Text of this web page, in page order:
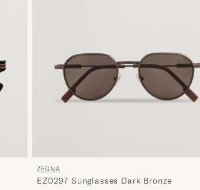
ZEGNA
EZ0297 Sunglasses Dark Bronze